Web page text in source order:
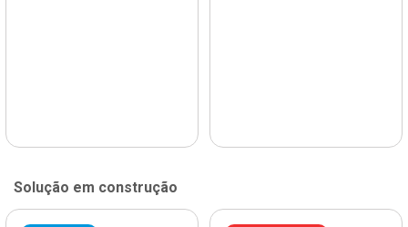
Solução em construção